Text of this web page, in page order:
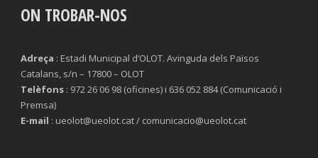
ON TROBAR-NOS
Adreça : Estadi Municipal d’OLOT. Avinguda dels Països
Catalans, s/n – 17800 – OLOT
Telèfons : 972 26 06 98 (oficines) i 636 052 884 (Comunicació i
Premsa)
E-mail : ueolot@ueolot.cat / comunicacio@ueolot.cat